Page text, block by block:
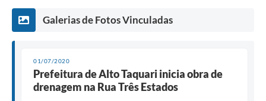
Galerias de Fotos Vinculadas
01/07/2020
Prefeitura de Alto Taquari inicia obra de
drenagem na Rua Três Estados